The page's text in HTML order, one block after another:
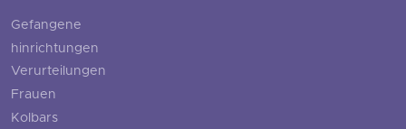
Gefangene
hinrichtungen
Verurteilungen
Frauen
Kolbars